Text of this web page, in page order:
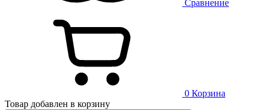
Сравнение
0 Корзина
Товар добавлен в корзину